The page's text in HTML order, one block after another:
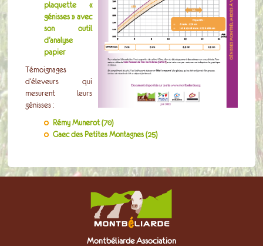
plaquette «
génisses » avec
son outil
d’analyse
papier
Témoignages
d’éleveurs qui
mesurent leurs
génisses :
Rémy Munerot (70)
Gaec des Petites Montagnes (25)
Montbéliarde Association